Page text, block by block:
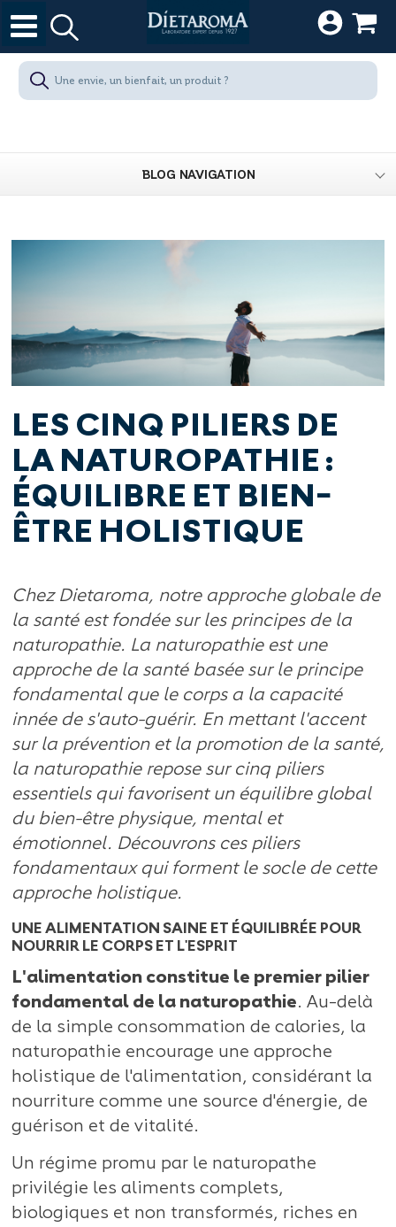
BLOG NAVIGATION
LES CINQ PILIERS DE
LA NATUROPATHIE :
ÉQUILIBRE ET BIEN-
ÊTRE HOLISTIQUE
Chez Dietaroma, notre approche globale de
la santé est fondée sur les principes de la
naturopathie. La naturopathie est une
approche de la santé basée sur le principe
fondamental que le corps a la capacité
innée de s'auto-guérir. En mettant l'accent
sur la prévention et la promotion de la santé,
la naturopathie repose sur cinq piliers
essentiels qui favorisent un équilibre global
du bien-être physique, mental et
émotionnel. Découvrons ces piliers
fondamentaux qui forment le socle de cette
approche holistique.
UNE ALIMENTATION SAINE ET ÉQUILIBRÉE POUR
NOURRIR LE CORPS ET L'ESPRIT
L'alimentation constitue le premier pilier
fondamental de la naturopathie. Au-delà
de la simple consommation de calories, la
naturopathie encourage une approche
holistique de l'alimentation, considérant la
nourriture comme une source d'énergie, de
guérison et de vitalité.
Un régime promu par le naturopathe
privilégie les aliments complets,
biologiques et non transformés, riches en